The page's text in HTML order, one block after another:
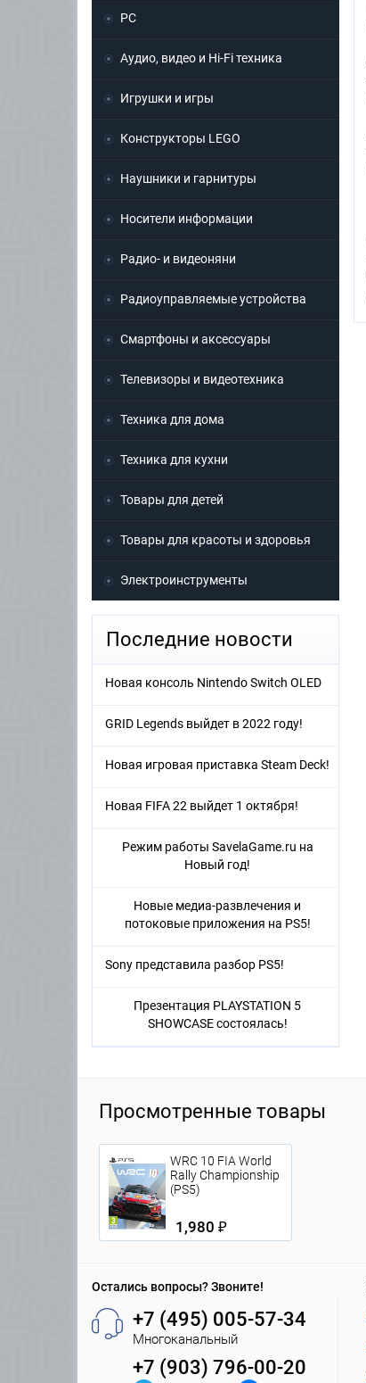
PC
Аудио, видео и Hi-Fi техника
Игрушки и игры
Конструкторы LEGO
Наушники и гарнитуры
Носители информации
Радио- и видеоняни
Радиоуправляемые устройства
Смартфоны и аксессуары
Телевизоры и видеотехника
Техника для дома
Техника для кухни
Товары для детей
Товары для красоты и здоровья
Электроинструменты
Последние новости
Новая консоль Nintendo Switch OLED
GRID Legends выйдет в 2022 году!
Новая игровая приставка Steam Deck!
Новая FIFA 22 выйдет 1 октября!
Режим работы SavelaGame.ru на
Новый год!
Новые медиа-развлечения и
потоковые приложения на PS5!
Sony представила разбор PS5!
Презентация PLAYSTATION 5
SHOWCASE состоялась!
Просмотренные товары
WRC 10 FIA World
Rally Championship
(PS5)
1,980 ₽
Остались вопросы? Звоните!
+7 (495) 005-57-34
Многоканальный
+7 (903) 796-00-20